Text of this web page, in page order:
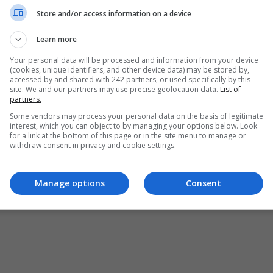
ȘI CONDIȚII DE UTILIZARE POLITICA DE CONFIDENȚIALITATE POLITICA
rezervate Diaspora Media Network S.R.L - Interzisă copierea conținutului
Store and/or access information on a device
Learn more
Your personal data will be processed and information from your device
(cookies, unique identifiers, and other device data) may be stored by,
accessed by and shared with 242 partners, or used specifically by this
site. We and our partners may use precise geolocation data. List of
partners.
Some vendors may process your personal data on the basis of legitimate
interest, which you can object to by managing your options below. Look
for a link at the bottom of this page or in the site menu to manage or
withdraw consent in privacy and cookie settings.
Consent
Manage options